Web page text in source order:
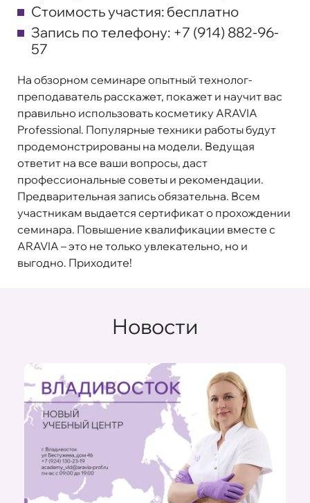
Стоимость участия: бесплатно
Запись по телефону: +7 (914) 882-96-
57
На обзорном семинаре опытный технолог-
преподаватель расскажет, покажет и научит вас
правильно использовать косметику ARAVIA
Professional. Популярные техники работы будут
продемонстрированы на модели. Ведущая
ответит на все ваши вопросы, даст
профессиональные советы и рекомендации.
Предварительная запись обязательна. Всем
участникам выдается сертификат о прохождении
семинара. Повышение квалификации вместе с
ARAVIA – это не только увлекательно, но и
выгодно. Приходите!
Новости